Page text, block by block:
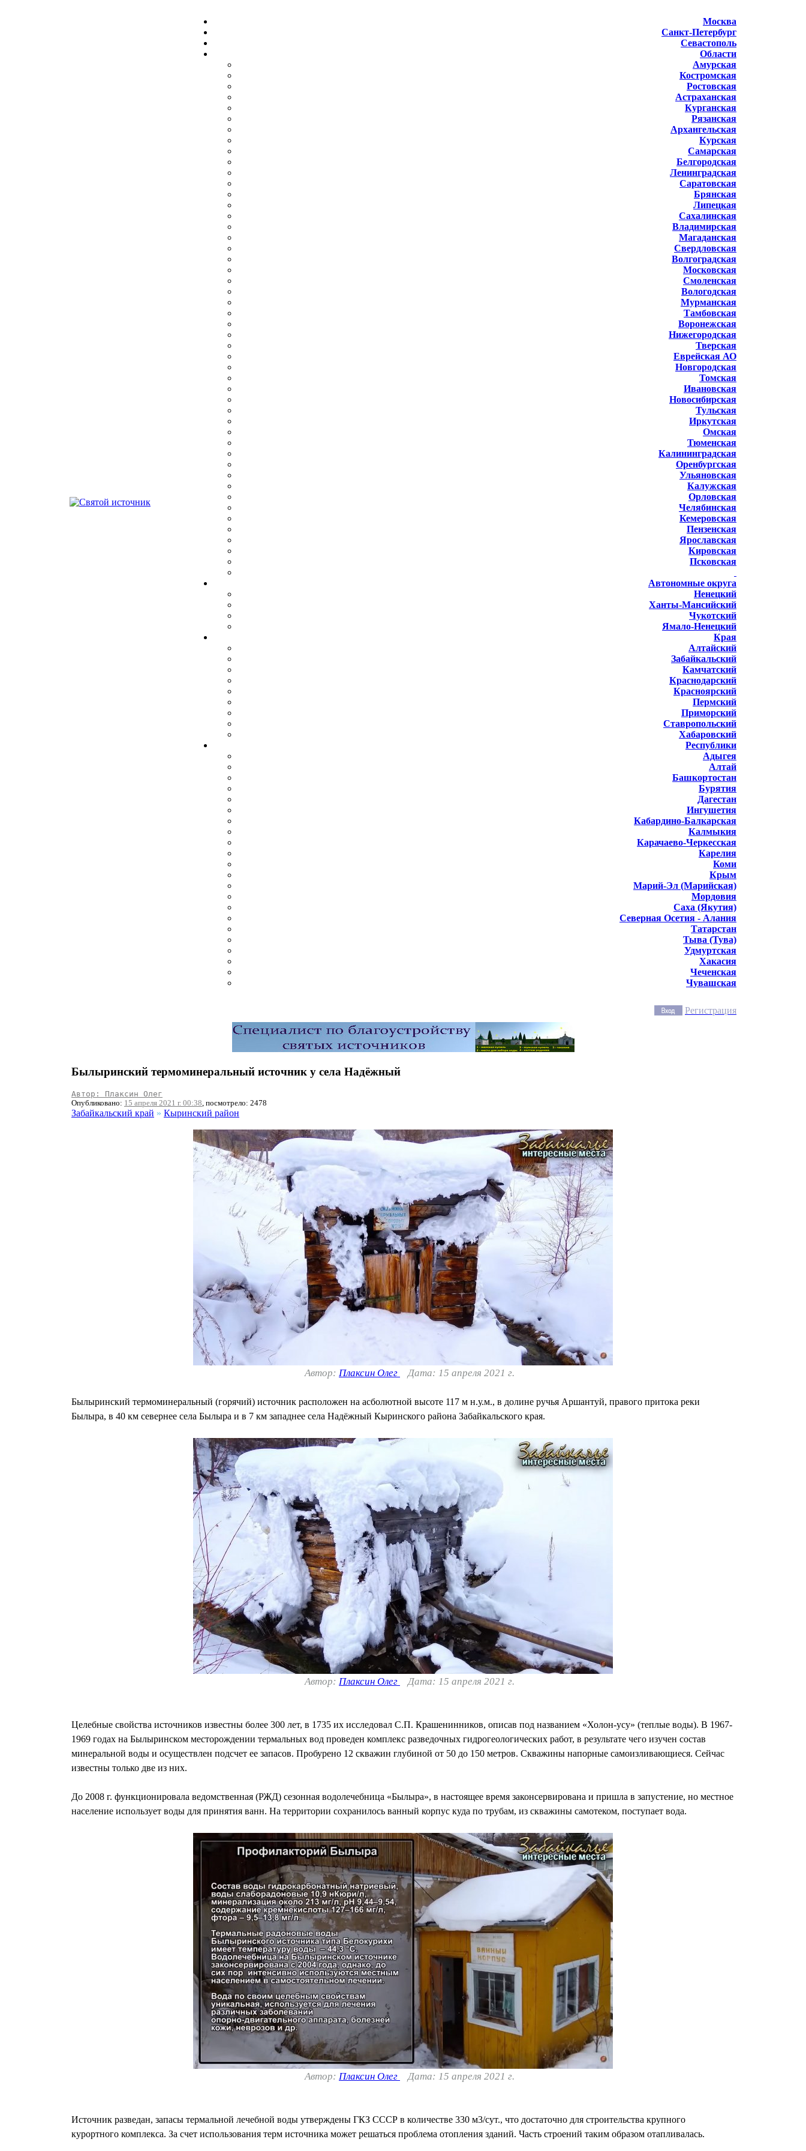
Москва
Санкт-Петербург
Севастополь
Области
Амурская
Костромская
Ростовская
Астраханская
Курганская
Рязанская
Архангельская
Курская
Самарская
Белгородская
Ленинградская
Саратовская
Брянская
Липецкая
Сахалинская
Владимирская
Магаданская
Свердловская
Волгоградская
Московская
Смоленская
Вологодская
Мурманская
Тамбовская
Воронежская
Нижегородская
Тверская
Еврейская АО
Новгородская
Томская
Ивановская
Новосибирская
Тульская
Иркутская
Омская
Тюменская
Калининградская
Оренбургская
Ульяновская
Калужская
Орловская
Челябинская
Кемеровская
Пензенская
Ярославская
Кировская
Псковская
Автономные округа
Ненецкий
Ханты-Мансийский
Чукотский
Ямало-Ненецкий
Края
Алтайский
Забайкальский
Камчатский
Краснодарский
Красноярский
Пермский
Приморский
Ставропольский
Хабаровский
Республики
Адыгея
Алтай
Башкортостан
Бурятия
Дагестан
Ингушетия
Кабардино-Балкарская
Калмыкия
Карачаево-Черкесская
Карелия
Коми
Крым
Марий-Эл (Марийская)
Мордовия
Саха (Якутия)
Северная Осетия - Алания
Татарстан
Тыва (Тува)
Удмуртская
Хакасия
Чеченская
Чувашская
Регистрация
Былыринский термоминеральный источник у села Надёжный
Автор: Плаксин Олег
Опубликовано: 15 апреля 2021 г. 00:38, посмотрело: 2478
Забайкальский край » Кыринский район
Автор: Плаксин Олег Дата: 15 апреля 2021 г.
Былыринский термоминеральный (горячий) источник расположен на асболютной высоте 117 м н.у.м., в долине ручья Аршантуй, правого притока реки
Былыра, в 40 км севернее села Былыра и в 7 км западнее села Надёжный Кыринского района Забайкальского края.
Автор: Плаксин Олег Дата: 15 апреля 2021 г.
Целебные свойства источников известны более 300 лет, в 1735 их исследовал С.П. Крашенинников, описав под названием «Холон-усу» (теплые воды). В 1967-
1969 годах на Былыринском месторождении термальных вод проведен комплекс разведочных гидрогеологических работ, в результате чего изучен состав
минеральной воды и осуществлен подсчет ее запасов. Пробурено 12 скважин глубиной от 50 до 150 метров. Скважины напорные самоизливающиеся. Сейчас
известны только две из них.
До 2008 г. функционировала ведомственная (РЖД) сезонная водолечебница «Былыра», в настоящее время законсервирована и пришла в запустение, но местное
население использует воды для принятия ванн. На территории сохранилось ванный корпус куда по трубам, из скважины самотеком, поступает вода.
Автор: Плаксин Олег Дата: 15 апреля 2021 г.
Источник разведан, запасы термальной лечебной воды утверждены ГКЗ СССР в количестве 330 м3/сут., что достаточно для строительства крупного
курортного комплекса. За счет использования терм источника может решаться проблема отопления зданий. Часть строений таким образом отапливалась.